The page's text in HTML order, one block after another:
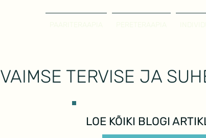
VAIMSE TERVISE JA
LOE KÕIKI BLOGI